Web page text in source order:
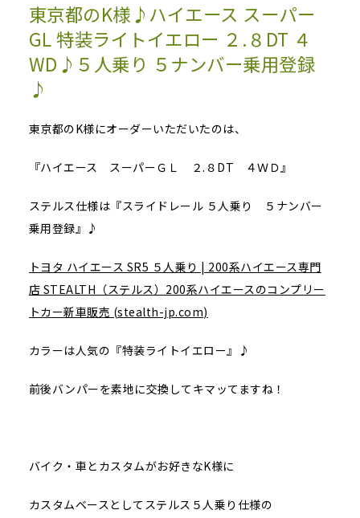
東京都のK様♪ハイエース スーパー
GL 特装ライトイエロー ２.８DT ４
WD♪５人乗り ５ナンバー乗用登録
♪
東京都のK様にオーダーいただいたのは、
『ハイエース スーパーＧＬ ２.８DT ４ＷＤ』
ステルス仕様は『スライドレール ５人乗り ５ナンバー
乗用登録』♪
トヨタ ハイエース SR5 ５人乗り | 200系ハイエース専門
店 STEALTH（ステルス）200系ハイエースのコンプリー
トカー新車販売 (stealth-jp.com)
カラーは人気の『特装ライトイエロー』♪
前後バンパーを素地に交換してキマッてますね！
バイク・車とカスタムがお好きなK様に
カスタムベースとしてステルス５人乗り仕様の